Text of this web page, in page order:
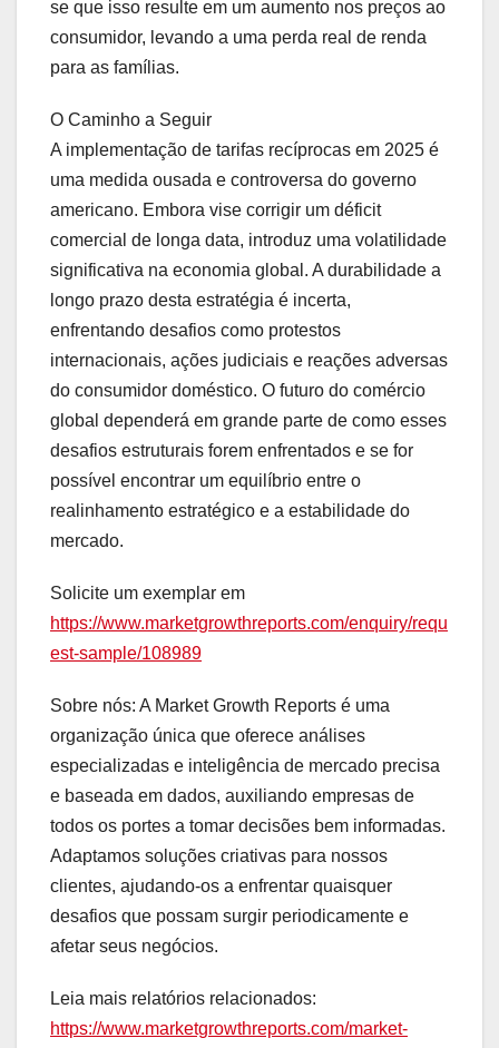
se que isso resulte em um aumento nos preços ao
consumidor, levando a uma perda real de renda
para as famílias.
O Caminho a Seguir
A implementação de tarifas recíprocas em 2025 é
uma medida ousada e controversa do governo
americano. Embora vise corrigir um déficit
comercial de longa data, introduz uma volatilidade
significativa na economia global. A durabilidade a
longo prazo desta estratégia é incerta,
enfrentando desafios como protestos
internacionais, ações judiciais e reações adversas
do consumidor doméstico. O futuro do comércio
global dependerá em grande parte de como esses
desafios estruturais forem enfrentados e se for
possível encontrar um equilíbrio entre o
realinhamento estratégico e a estabilidade do
mercado.
Solicite um exemplar em
https://www.marketgrowthreports.com/enquiry/requ
est-sample/108989
Sobre nós: A Market Growth Reports é uma
organização única que oferece análises
especializadas e inteligência de mercado precisa
e baseada em dados, auxiliando empresas de
todos os portes a tomar decisões bem informadas.
Adaptamos soluções criativas para nossos
clientes, ajudando-os a enfrentar quaisquer
desafios que possam surgir periodicamente e
afetar seus negócios.
Leia mais relatórios relacionados:
https://www.marketgrowthreports.com/market-